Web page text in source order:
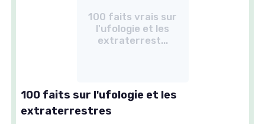
100 faits vrais sur
l'ufologie et les
extraterrest...
100 faits sur l'ufologie et les
extraterrestres